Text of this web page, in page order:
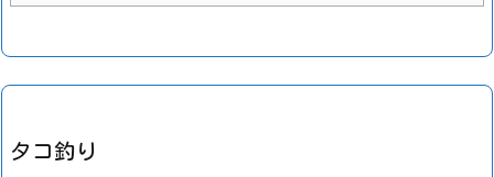
タコ釣り